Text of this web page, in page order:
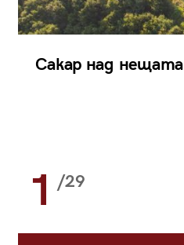
Сакар над нещата
1 /29